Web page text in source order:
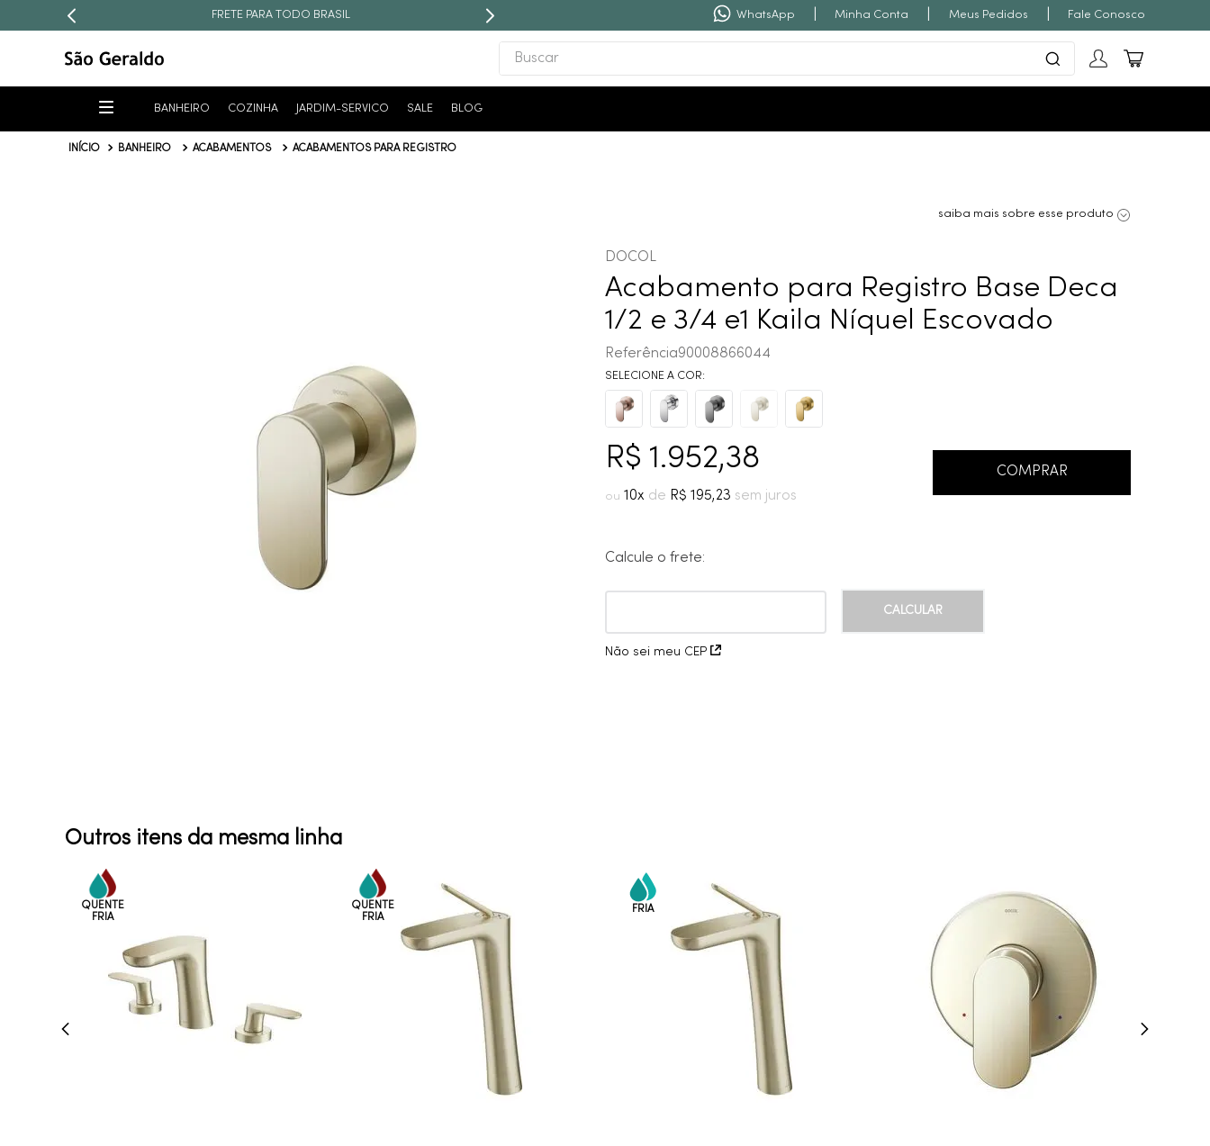
FRETE PARA TODO BRASIL WhatsApp Minha Conta Meus Pedidos Fale Conosco
Buscar
BANHEIRO COZINHA JARDIM-SERVICO SALE BLOG
BANHEIRO ACABAMENTOS ACABAMENTOS PARA REGISTRO
saiba mais sobre esse produto
DOCOL
Acabamento para Registro Base Deca
1/2 e 3/4 e1 Kaila Níquel Escovado
Referência90008866044
R$ 1.952,38
10 R$ 195,23
COMPRAR
Calcule o frete:
Não sei meu CEP
Outros itens da mesma linha
COMPRAR AGORA COMPRAR AGORA
VEJA MAIS
COMPRAR AGORA
VEJA MAIS
COMPRAR AGORA
cobre escovado
grafite escovado